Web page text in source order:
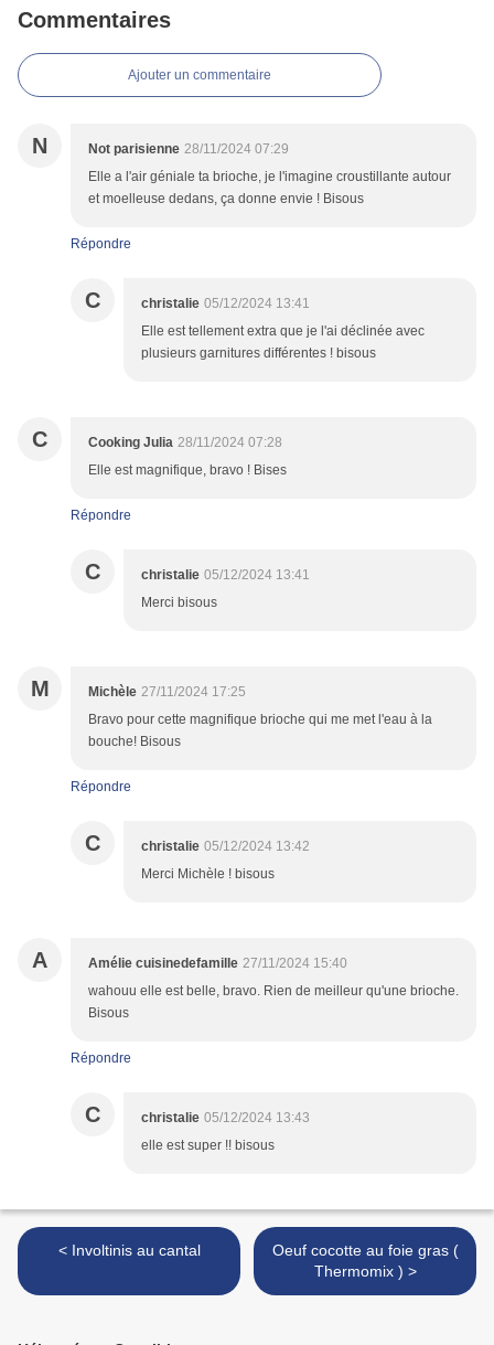
Commentaires
Ajouter un commentaire
N Not parisienne 28/11/2024 07:29
Elle a l'air géniale ta brioche, je l'imagine croustillante autour
et moelleuse dedans, ça donne envie ! Bisous
Répondre
C christalie 05/12/2024 13:41
Elle est tellement extra que je l'ai déclinée avec
plusieurs garnitures différentes ! bisous
C Cooking Julia 28/11/2024 07:28
Elle est magnifique, bravo ! Bises
Répondre
C christalie 05/12/2024 13:41
Merci bisous
M Michèle 27/11/2024 17:25
Bravo pour cette magnifique brioche qui me met l'eau à la
bouche! Bisous
Répondre
C christalie 05/12/2024 13:42
Merci Michèle ! bisous
A Amélie cuisinedefamille 27/11/2024 15:40
wahouu elle est belle, bravo. Rien de meilleur qu'une brioche.
Bisous
Répondre
C christalie 05/12/2024 13:43
elle est super !! bisous
< Involtinis au cantal
Oeuf cocotte au foie gras (
Thermomix ) >